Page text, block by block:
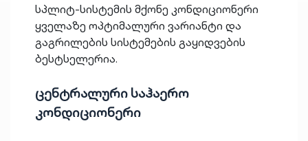
სპლიტ-სისტემის მქონე კონდიციონერი
ყველაზე ოპტიმალური ვარიანტი და
გაგრილების სისტემების გაყიდვების
ბესტსელერია.
ცენტრალური საჰაერო
კონდიციონერი